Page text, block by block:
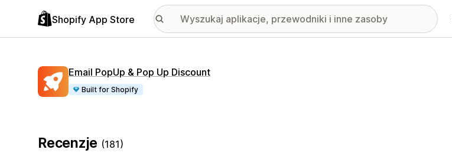
Shopify App Store
Email PopUp & Pop Up Discount
Built for Shopify
Recenzje (181)